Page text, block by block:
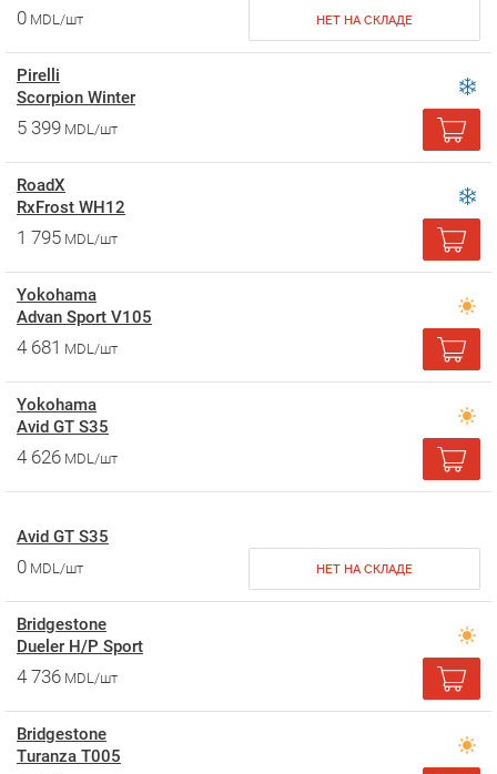
0 MDL/шт НЕТ НА СКЛАДЕ
Pirelli
Scorpion Winter
5 399 MDL/шт
RoadX
RxFrost WH12
1 795 MDL/шт
Yokohama
Advan Sport V105
4 681 MDL/шт
Yokohama
Avid GT S35
4 626 MDL/шт
Avid GT S35
0 MDL/шт НЕТ НА СКЛАДЕ
Bridgestone
Dueler H/P Sport
4 736 MDL/шт
Bridgestone
Turanza T005